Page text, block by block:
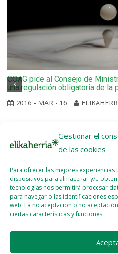
Gestionar el
de las cookies
Para ofrecer las mejores
dispositivos para almacenar y/o
tecnologías nos permitirá procesar
para navegar o las identificaciones
web. La no aceptación o no
ciertas características y funciones.
COAG pide al Consejo de
una regulación obligatoria de la
2016 - MAR - 16